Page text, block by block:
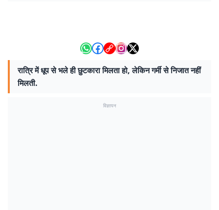
रात्रि में धूप से भले ही छुटकारा मिलता हो, लेकिन गर्मी से निजात नहीं
मिलती.
विज्ञापन